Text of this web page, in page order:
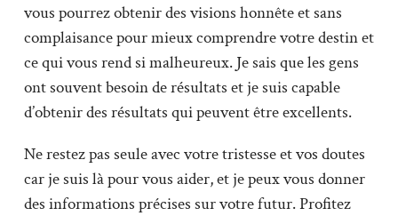
vous pourrez obtenir des visions honnête et sans
complaisance pour mieux comprendre votre destin et
ce qui vous rend si malheureux. Je sais que les gens
ont souvent besoin de résultats et je suis capable
d’obtenir des résultats qui peuvent être excellents.
Ne restez pas seule avec votre tristesse et vos doutes
car je suis là pour vous aider, et je peux vous donner
des informations précises sur votre futur. Profitez